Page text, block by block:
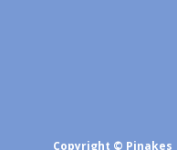
Copyright © Pinakes